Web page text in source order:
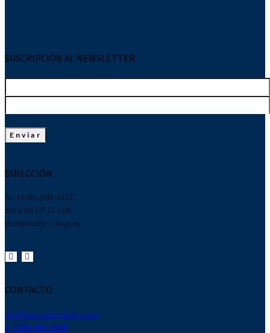
SUSCRIPCIÓN AL NEWSLETTER
DIRECCIÓN
Av. 18 de Julio 1117
5to piso CP 11.100
Montevideo / Uruguay
CONTACTO
eb@bergsteinlaw.com
T. +598 2901 2448